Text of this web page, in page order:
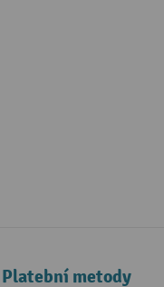
Platební metody